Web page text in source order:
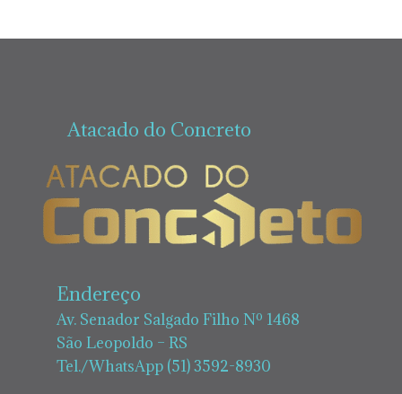
Atacado do Concreto
Endereço
Av. Senador Salgado Filho Nº 1468
São Leopoldo – RS
Tel./WhatsApp (51) 3592-8930